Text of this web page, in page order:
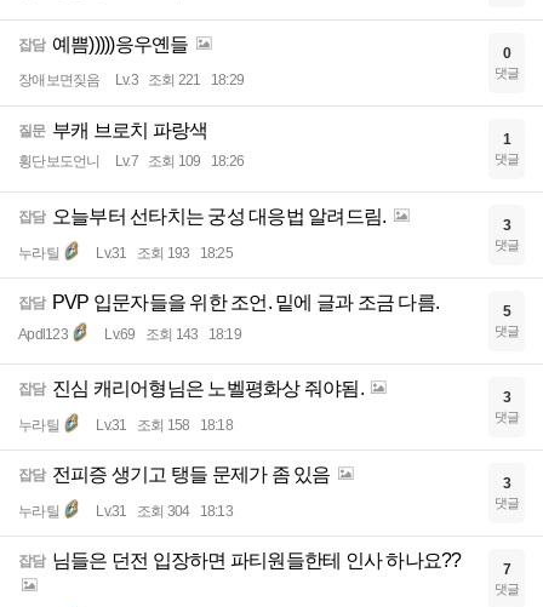
잡담 예쁨)))))응우옌들
장애보면짖음 Lv.3 조회 221 18:29
0
댓글
질문 부캐 브로치 파랑색
횡단보도언니 Lv.7 조회 109 18:26
1
댓글
잡담 오늘부터 선타치는 궁성 대응법 알려드림.
누라틸 Lv.31 조회 193 18:25
3
댓글
잡담 PVP 입문자들을 위한 조언. 밑에 글과 조금 다름.
Apdl123 Lv.69 조회 143 18:19
5
댓글
잡담 진심 캐리어형님은 노벨평화상 줘야됨.
누라틸 Lv.31 조회 158 18:18
3
댓글
잡담 전피증 생기고 탱들 문제가 좀 있음
누라틸 Lv.31 조회 304 18:13
3
댓글
잡담 님들은 던전 입장하면 파티원들한테 인사 하나요?? 7
댓글